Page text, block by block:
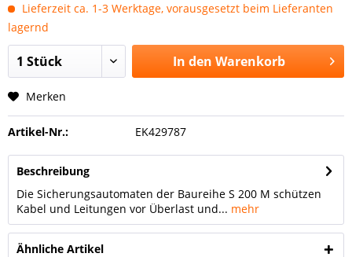
Lieferzeit ca. 1-3 Werktage, vorausgesetzt beim Lieferanten
lagernd
In den Warenkorb
Merken
Artikel-Nr.: EK429787
Beschreibung
Die Sicherungsautomaten der Baureihe S 200 M schützen
Kabel und Leitungen vor Überlast und... mehr
Ähnliche Artikel